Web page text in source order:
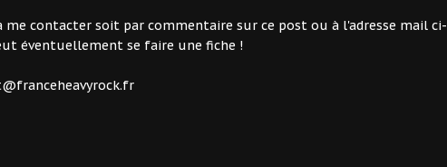
me contacter soit par commentaire sur ce post ou à l'adresse mail ci-
éventuellement se faire une fiche !